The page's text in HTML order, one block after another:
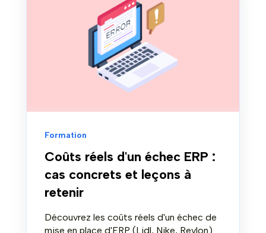
Formation
Coûts réels d'un échec ERP :
cas concrets et leçons à
retenir
Découvrez les coûts réels d'un échec de
mise en place d'ERP (Lidl, Nike, Revlon)